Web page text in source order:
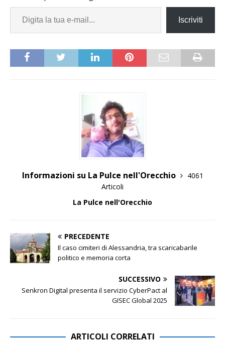
Iscriviti
Informazioni su La Pulce nell'Orecchio
4061
Articoli
La Pulce nell'Orecchio
PRECEDENTE
Il caso cimiteri di Alessandria, tra scaricabarile
politico e memoria corta
SUCCESSIVO
Senkron Digital presenta il servizio CyberPact al
GISEC Global 2025
ARTICOLI CORRELATI